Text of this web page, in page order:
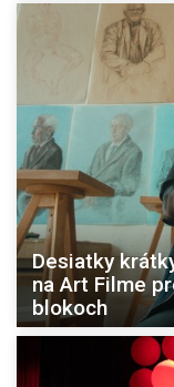
Desiatky
na Art Filme
blokoch